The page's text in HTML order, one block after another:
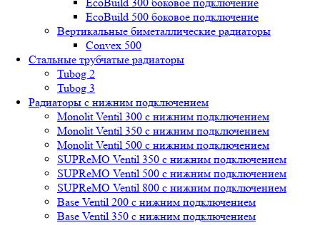
EcoBuild 500 боковое подключение
Вертикальные биметаллические радиаторы
Convex 500
Стальные трубчатые радиаторы
Tubog 2
Tubog 3
Радиаторы с нижним подключением
Monolit Ventil 300 с нижним подключением
Monolit Ventil 350 с нижним подключением
Monolit Ventil 500 с нижним подключением
SUPReMO Ventil 350 с нижним подключением
SUPReMO Ventil 500 с нижним подключением
SUPReMO Ventil 800 с нижним подключением
Base Ventil 200 с нижним подключением
Base Ventil 350 с нижним подключением